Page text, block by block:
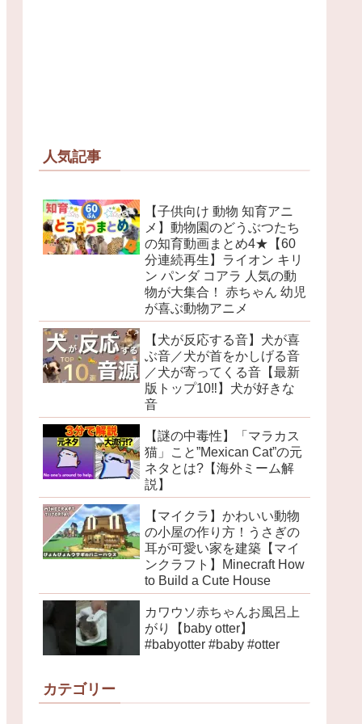
人気記事
【子供向け 動物 知育アニ
メ】動物園のどうぶつたち
の知育動画まとめ4★【60
分連続再生】ライオン キリ
ン パンダ コアラ 人気の動
物が大集合！ 赤ちゃん 幼児
が喜ぶ動物アニメ
【犬が反応する音】犬が喜
ぶ音／犬が首をかしげる音
／犬が寄ってくる音【最新
版トップ10‼︎】犬が好きな
音
【謎の中毒性】「マラカス
猫」こと”Mexican Cat”の元
ネタとは?【海外ミーム解
説】
【マイクラ】かわいい動物
の小屋の作り方！うさぎの
耳が可愛い家を建築【マイ
ンクラフト】Minecraft How
to Build a Cute House
カワウソ赤ちゃんお風呂上
がり【baby otter】
#babyotter #baby #otter
カテゴリー